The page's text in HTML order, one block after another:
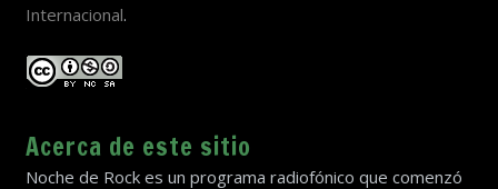
Internacional.
Acerca de este sitio
Noche de Rock es un programa radiofónico que comenzó